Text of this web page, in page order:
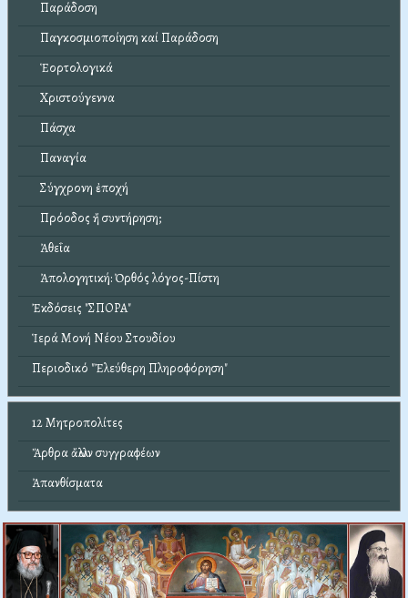
Παράδοση
Παγκοσμιοποίηση καί Παράδοση
Ἑορτολογικά
Χριστούγεννα
Πάσχα
Παναγία
Σύγχρονη ἐποχή
Πρόοδος ἤ συντήρηση;
Ἀθεΐα
Ἀπολογητική: Ὀρθός λόγος-Πίστη
Ἐκδόσεις "ΣΠΟΡΑ"
Ἱερά Μονή Νέου Στουδίου
Περιοδικό "Ἐλεύθερη Πληροφόρηση"
12 Μητροπολίτες
Ἄρθρα ἄλλων συγγραφέων
Ἀπανθίσματα